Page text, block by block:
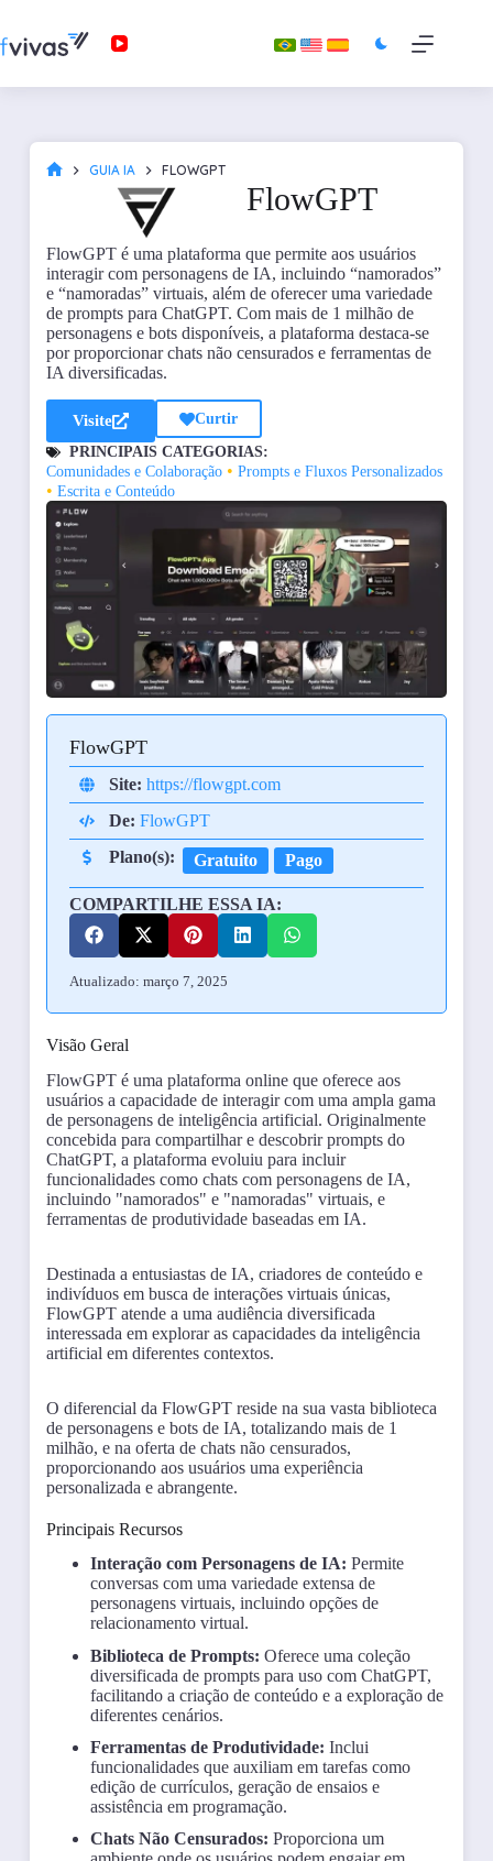
GUIA IA FLOWGPT
FlowGPT
FlowGPT é uma plataforma que permite aos usuários
interagir com personagens de IA, incluindo “namorados”
e “namoradas” virtuais, além de oferecer uma variedade
de prompts para ChatGPT. Com mais de 1 milhão de
personagens e bots disponíveis, a plataforma destaca-se
por proporcionar chats não censurados e ferramentas de
IA diversificadas.
Visite
Curtir
PRINCIPAIS CATEGORIAS:
Comunidades e Colaboração• Prompts e Fluxos Personalizados
• Escrita e Conteúdo
FlowGPT
Site:https://flowgpt.com
De:FlowGPT
Plano(s):
Gratuito Pago
COMPARTILHE ESSA IA:
Atualizado: março 7, 2025
Visão Geral
FlowGPT é uma plataforma online que oferece aos
usuários a capacidade de interagir com uma ampla gama
de personagens de inteligência artificial. Originalmente
concebida para compartilhar e descobrir prompts do
ChatGPT, a plataforma evoluiu para incluir
funcionalidades como chats com personagens de IA,
incluindo "namorados" e "namoradas" virtuais, e
ferramentas de produtividade baseadas em IA.
Destinada a entusiastas de IA, criadores de conteúdo e
indivíduos em busca de interações virtuais únicas,
FlowGPT atende a uma audiência diversificada
interessada em explorar as capacidades da inteligência
artificial em diferentes contextos.
O diferencial da FlowGPT reside na sua vasta biblioteca
de personagens e bots de IA, totalizando mais de 1
milhão, e na oferta de chats não censurados,
proporcionando aos usuários uma experiência
personalizada e abrangente.
Principais Recursos
Interação com Personagens de IA: Permite
conversas com uma variedade extensa de
personagens virtuais, incluindo opções de
relacionamento virtual.
Biblioteca de Prompts: Oferece uma coleção
diversificada de prompts para uso com ChatGPT,
facilitando a criação de conteúdo e a exploração de
diferentes cenários.
Ferramentas de Produtividade: Inclui
funcionalidades que auxiliam em tarefas como
edição de currículos, geração de ensaios e
assistência em programação.
Chats Não Censurados: Proporciona um